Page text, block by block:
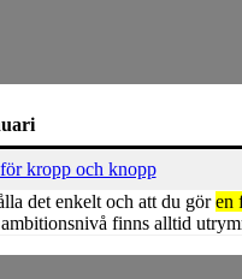
kropp och knopp
det enkelt och att du gören
finns alltid